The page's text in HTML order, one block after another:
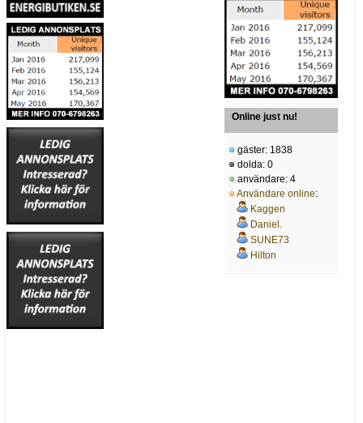
Online just nu!
gäster: 1838
dolda: 0
användare: 4
Användare online:
Kaggen
Daniel.
SUNE73
Hilton